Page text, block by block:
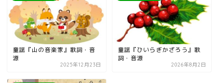
童謡『山の音楽家』歌詞・音
源
2025年12月23日
童謡『ひいらぎかざろう』歌
詞・音源
2026年8月2日